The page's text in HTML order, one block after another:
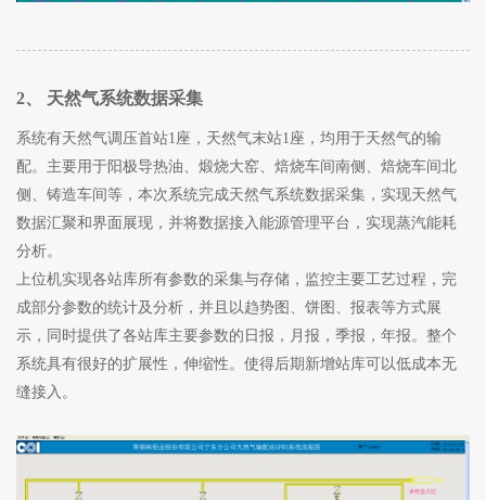
2、 天然气系统数据采集
系统有天然气调压首站1座，天然气末站1座，均用于天然气的输
配。主要用于阳极导热油、煅烧大窑、焙烧车间南侧、焙烧车间北
侧、铸造车间等，本次系统完成天然气系统数据采集，实现天然气
数据汇聚和界面展现，并将数据接入能源管理平台，实现蒸汽能耗
分析。
上位机实现各站库所有参数的采集与存储，监控主要工艺过程，完
成部分参数的统计及分析，并且以趋势图、饼图、报表等方式展
示，同时提供了各站库主要参数的日报，月报，季报，年报。整个
系统具有很好的扩展性，伸缩性。使得后期新增站库可以低成本无
缝接入。